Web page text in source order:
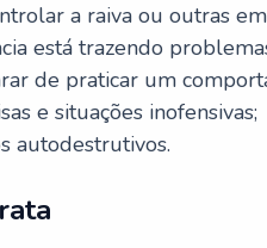
a raiva ou outras
está trazendo
de praticar um
e situações inofensivas;
autodestrutivos.